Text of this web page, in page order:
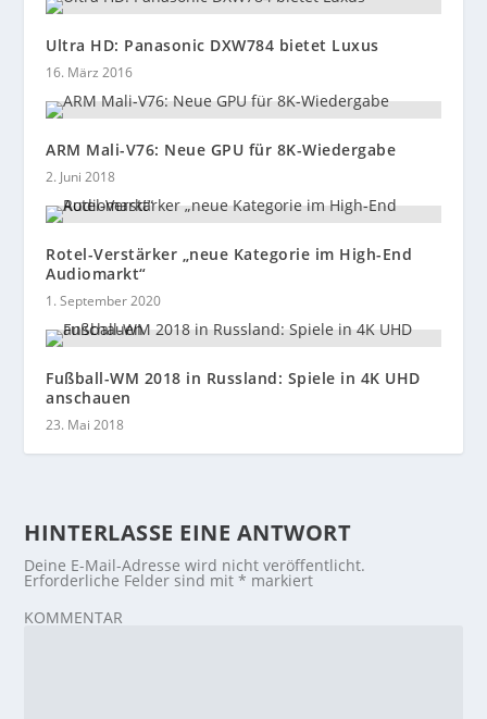
Ultra HD: Panasonic DXW784 bietet Luxus
16. März 2016
ARM Mali-V76: Neue GPU für 8K-Wiedergabe
2. Juni 2018
Rotel-Verstärker „neue Kategorie im High-End
Audiomarkt“
1. September 2020
Fußball-WM 2018 in Russland: Spiele in 4K UHD
anschauen
23. Mai 2018
HINTERLASSE EINE ANTWORT
Deine E-Mail-Adresse wird nicht veröffentlicht.
Erforderliche Felder sind mit* markiert
KOMMENTAR